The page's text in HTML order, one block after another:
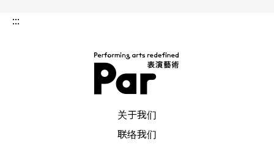
这支独舞作品，可以说是「新」的陶馥兰的出现，
「盖娅」为希腊神话中宇宙的母亲，可以感觉在
「盖娅」里的陶馥兰，身体里有一种轻盈自在，减
少了之前几支作品令人不安的神秘色彩，一种比较
:::
关于我们
联络我们